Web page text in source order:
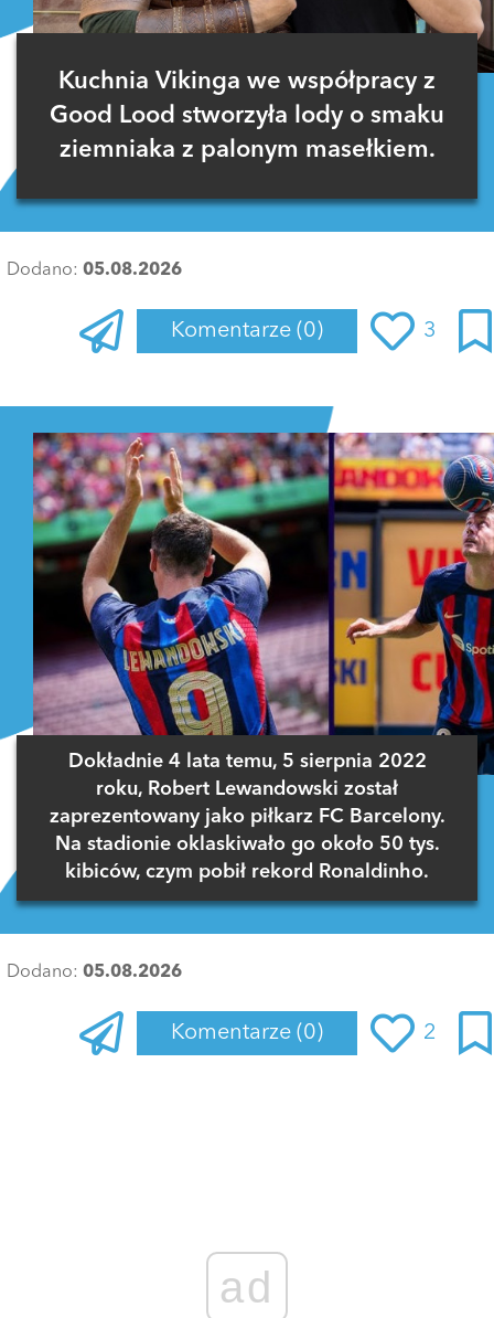
Kuchnia Vikinga we współpracy z
Good Lood stworzyła lody o smaku
ziemniaka z palonym masełkiem.
Dodano: 05.08.2026
Komentarze (0) 3
Dokładnie 4 lata temu, 5 sierpnia 2022
roku, Robert Lewandowski został
zaprezentowany jako piłkarz FC Barcelony.
Na stadionie oklaskiwało go około 50 tys.
kibiców, czym pobił rekord Ronaldinho.
Dodano: 05.08.2026
Komentarze (0) 2
ad